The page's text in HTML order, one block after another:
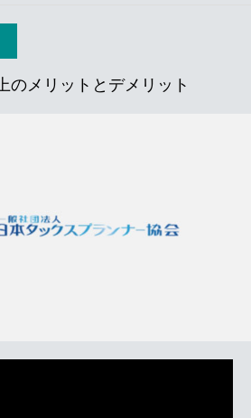
のメリットとデメリット
について知る